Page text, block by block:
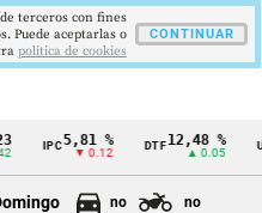
5,81 %
▼ 0.12
DTF12,48 %
▲ 0.05
UVR
no no
terceros con fines
Puede aceptarlas o
politica de cookies
CONTINUAR